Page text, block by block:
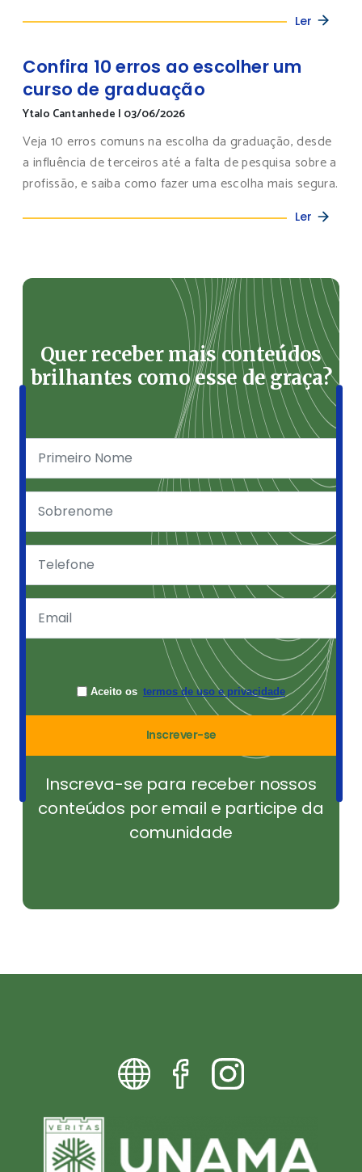
Ler
Confira 10 erros ao escolher um
curso de graduação
Ytalo Cantanhede | 03/06/2026
Veja 10 erros comuns na escolha da graduação, desde
a influência de terceiros até a falta de pesquisa sobre a
profissão, e saiba como fazer uma escolha mais segura.
Ler
Quer receber mais conteúdos
brilhantes como esse de graça?
Aceito os termos de uso e privacidade
Inscrever-se
Inscreva-se para receber nossos
conteúdos por email e participe da
comunidade